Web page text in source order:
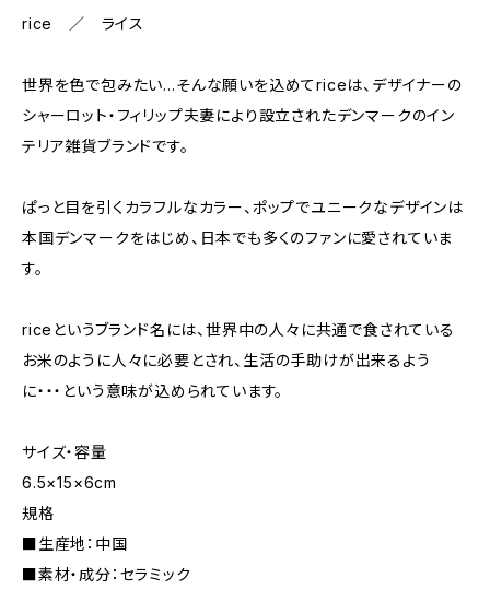
rice ／ ライス
世界を色で包みたい…そんな願いを込めてriceは、デザイナーの
シャーロット・フィリップ夫妻により設立されたデンマークのイン
テリア雑貨ブランドです。
ぱっと目を引くカラフルなカラー、ポップでユニークなデザインは
本国デンマークをはじめ、日本でも多くのファンに愛されていま
す。
riceというブランド名には、世界中の人々に共通で食されている
お米のように人々に必要とされ、生活の手助けが出来るよう
に・・・という意味が込められています。
サイズ・容量
6.5×15×6cm
規格
■生産地：中国
■素材・成分：セラミック